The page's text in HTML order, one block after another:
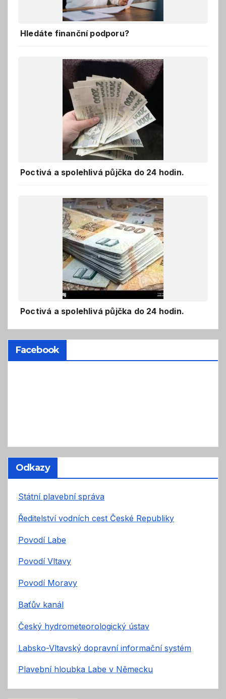
Hledáte finanční podporu?
Poctivá a spolehlivá půjčka do 24 hodin.
Poctivá a spolehlivá půjčka do 24 hodin.
Facebook
Odkazy
Státní plavební správa
Ředitelství vodních cest České Republiky
Povodí Labe
Povodí Vltavy
Povodí Moravy
Baťův kanál
Český hydrometeorologický ústav
Labsko-Vltavský dopravní informační systém
Plavební hloubka Labe v Německu